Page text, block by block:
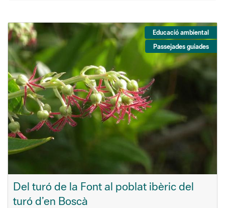
Educació ambiental
Passejades guiades
Del turó de la Font al poblat ibèric del
turó d’en Boscà